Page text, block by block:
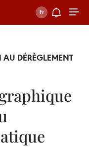
AU DÉRÈGLEMENT